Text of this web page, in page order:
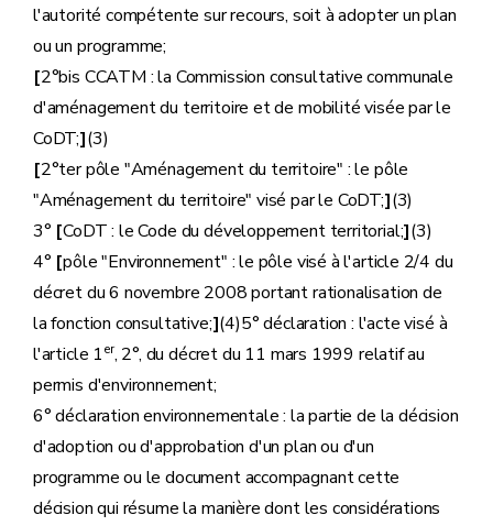
l'autorité compétente sur recours, soit à adopter un plan
ou un programme;
[2°bis CCATM : la Commission consultative communale
d'aménagement du territoire et de mobilité visée par le
CoDT;](3)
[2°ter pôle "Aménagement du territoire" : le pôle
"Aménagement du territoire" visé par le CoDT;](3)
3° [CoDT : le Code du développement territorial;](3)
4° [pôle "Environnement" : le pôle visé à l'article 2/4 du
décret du 6 novembre 2008 portant rationalisation de
la fonction consultative;](4)5° déclaration : l'acte visé à
l'article 1er, 2°, du décret du 11 mars 1999 relatif au
permis d'environnement;
6° déclaration environnementale : la partie de la décision
d'adoption ou d'approbation d'un plan ou d'un
programme ou le document accompagnant cette
décision qui résume la manière dont les considérations